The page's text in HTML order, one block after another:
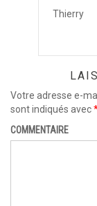
Thierry
Votre adresse e-
sont indiqués avec
COMMENTAIRE